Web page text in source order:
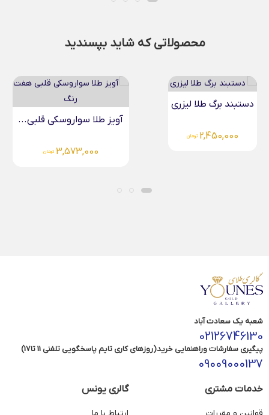
محصولاتی که شاید بپسندید
آویز طلا سواروسکی قلبی...
5,105,000 تومان
شعبه یک سعادت آباد
02126746130
پیگیری سفارشات وراهنمایی خرید(روزهای کاری تایم پاسخگویی تلفنی 11 تا17)
09009000137
خدمات مشتری گالری یونس